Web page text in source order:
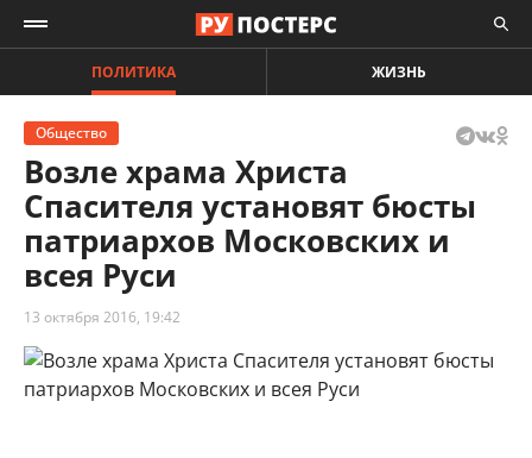
ПОЛИТИКА ЖИЗНЬ
Общество
Возле храма Христа
Спасителя установят бюсты
патриархов Московских и
всея Руси
13 октября 2016, 19:42